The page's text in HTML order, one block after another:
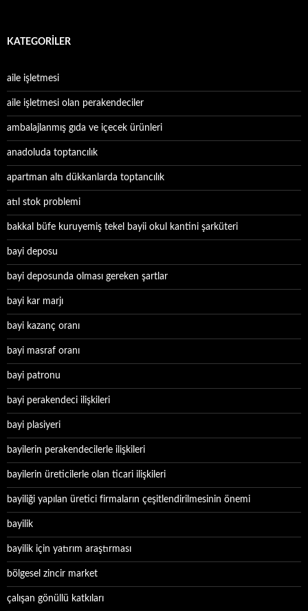
KATEGORILER
aile işletmesi
aile işletmesi olan perakendeciler
ambalajlanmış gıda ve içecek ürünleri
anadoluda toptancılık
apartman altı dükkanlarda toptancılık
atıl stok problemi
bakkal büfe kuruyemiş tekel bayii okul kantini şarküteri
bayi deposu
bayi deposunda olması gereken şartlar
bayi kar marjı
bayi kazanç oranı
bayi masraf oranı
bayi patronu
bayi perakendeci ilişkileri
bayi plasiyeri
bayilerin perakendecilerle ilişkileri
bayilerin üreticilerle olan ticari ilişkileri
bayiliği yapılan üretici firmaların çeşitlendirilmesinin önemi
bayilik
bayilik için yatırım araştırması
bölgesel zincir market
çalışan gönüllü katkıları